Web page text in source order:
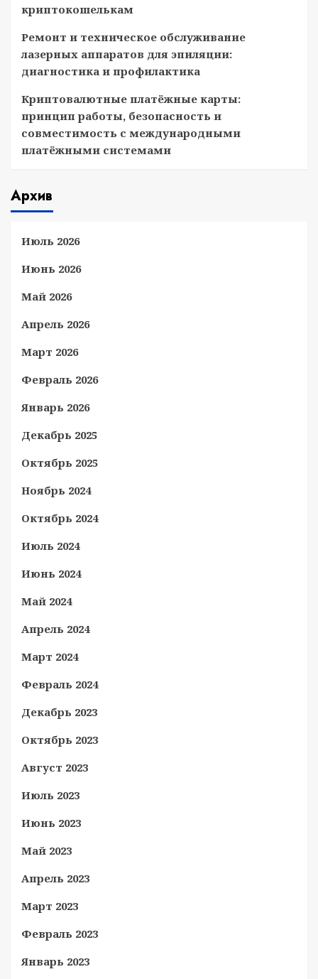
криптокошелькам
Ремонт и техническое обслуживание
лазерных аппаратов для эпиляции:
диагностика и профилактика
Криптовалютные платёжные карты:
принцип работы, безопасность и
совместимость с международными
платёжными системами
Архив
Июль 2026
Июнь 2026
Май 2026
Апрель 2026
Март 2026
Февраль 2026
Январь 2026
Декабрь 2025
Октябрь 2025
Ноябрь 2024
Октябрь 2024
Июль 2024
Июнь 2024
Май 2024
Апрель 2024
Март 2024
Февраль 2024
Декабрь 2023
Октябрь 2023
Август 2023
Июль 2023
Июнь 2023
Май 2023
Апрель 2023
Март 2023
Февраль 2023
Январь 2023